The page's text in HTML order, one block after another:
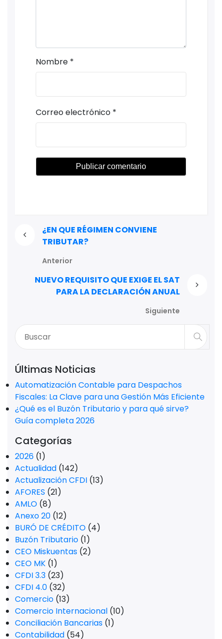
Nombre *
Correo electrónico *
¿EN QUE RÉGIMEN CONVIENE
TRIBUTAR?
Anterior
NUEVO REQUISITO QUE EXIGE EL SAT
PARA LA DECLARACIÓN ANUAL
Siguiente
Últimas Noticias
Automatización Contable para Despachos
Fiscales: La Clave para una Gestión Más Eficiente
¿Qué es el Buzón Tributario y para qué sirve?
Guía completa 2026
Categorías
2026 (1)
Actualidad (142)
Actualización CFDI (13)
AFORES (21)
AMLO (8)
Anexo 20 (12)
BURÓ DE CRÉDITO (4)
Buzón Tributario (1)
CEO Miskuentas (2)
CEO MK (1)
CFDI 3.3 (23)
CFDI 4.0 (32)
Comercio (13)
Comercio Internacional (10)
Conciliación Bancarias (1)
Contabilidad (54)